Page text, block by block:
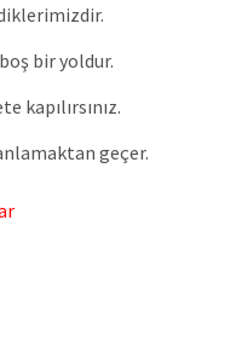
bir yoldur.
kapılırsınız.
geçer.